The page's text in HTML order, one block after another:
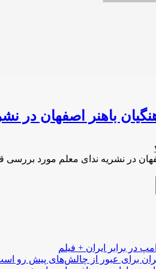
باهنر اصفهان در
در نشریه ندای معلم مورد بررسی
در برابر ایران + فیلم
برای عبور از چالش‌های پیش رو